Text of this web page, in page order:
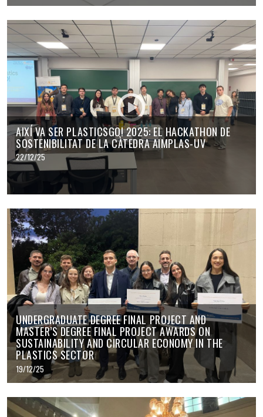
AIXÍ VA SER PLASTICSGO! 2025: EL HACKATHON DE
SOSTENIBILITAT DE LA CÀTEDRA AIMPLAS-UV
22/12/25
UNDERGRADUATE DEGREE FINAL PROJECT AND
MASTER’S DEGREE FINAL PROJECT AWARDS ON
SUSTAINABILITY AND CIRCULAR ECONOMY IN THE
PLASTICS SECTOR
19/12/25